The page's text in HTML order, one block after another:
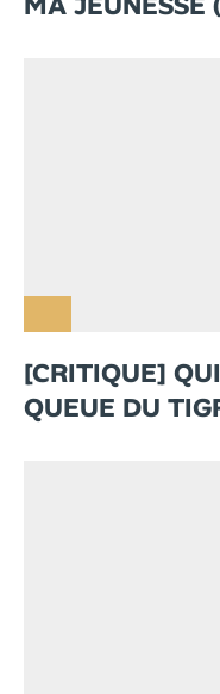
[CRITIQUE]
QUEUE DU